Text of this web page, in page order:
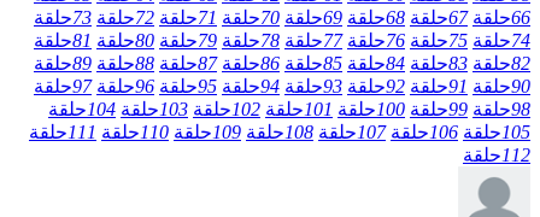
66حلقة 67حلقة 68حلقة 69حلقة 70حلقة 71حلقة 72حلقة 73حلقة
74حلقة 75حلقة 76حلقة 77حلقة 78حلقة 79حلقة 80حلقة 81حلقة
82حلقة 83حلقة 84حلقة 85حلقة 86حلقة 87حلقة 88حلقة 89حلقة
90حلقة 91حلقة 92حلقة 93حلقة 94حلقة 95حلقة 96حلقة 97حلقة
98حلقة 99حلقة 100حلقة 101حلقة 102حلقة 103حلقة 104حلقة
105حلقة 106حلقة 107حلقة 108حلقة 109حلقة 110حلقة 111حلقة
112حلقة